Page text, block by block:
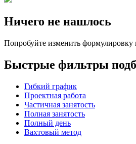
Ничего не нашлось
Попробуйте изменить
Быстрые фильтры
Гибкий график
Проектная работа
Частичная занятость
Полная занятость
Полный день
Вахтовый метод